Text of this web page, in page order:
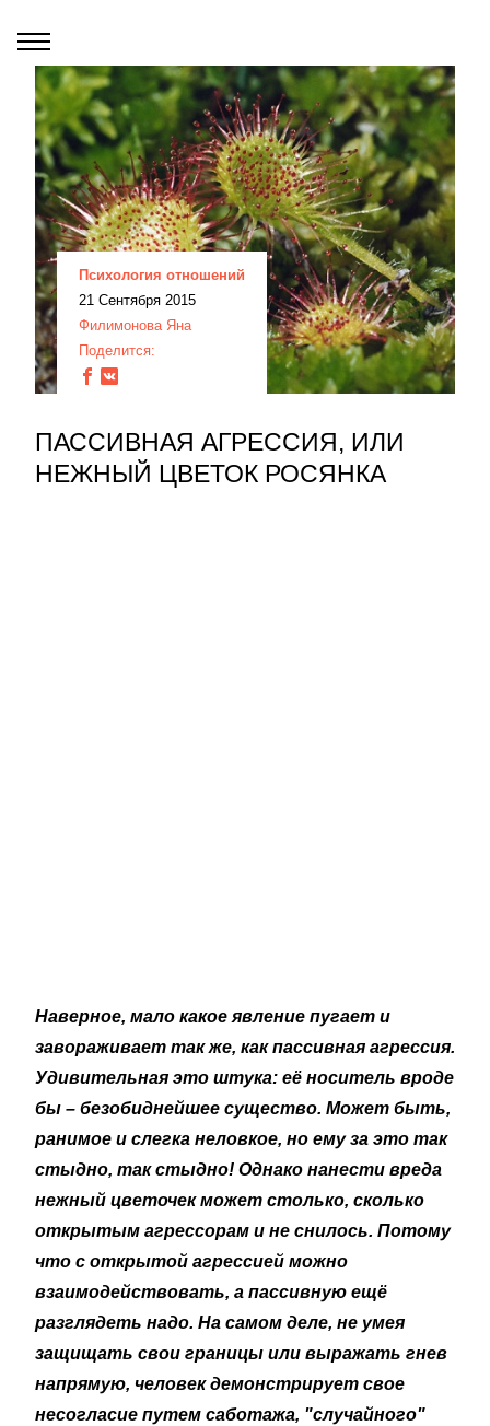
Психология отношений
21 Сентября 2015
Филимонова Яна
Поделится:
ПАССИВНАЯ АГРЕССИЯ, ИЛИ
НЕЖНЫЙ ЦВЕТОК РОСЯНКА
Наверное, мало какое явление пугает и
завораживает так же, как пассивная агрессия.
Удивительная это штука: её носитель вроде
бы – безобиднейшее существо. Может быть,
ранимое и слегка неловкое, но ему за это так
стыдно, так стыдно! Однако нанести вреда
нежный цветочек может столько, сколько
открытым агрессорам и не снилось. Потому
что с открытой агрессией можно
взаимодействовать, а пассивную ещё
разглядеть надо. На самом деле, не умея
защищать свои границы или выражать гнев
напрямую, человек демонстрирует свое
несогласие путем саботажа, "случайного"